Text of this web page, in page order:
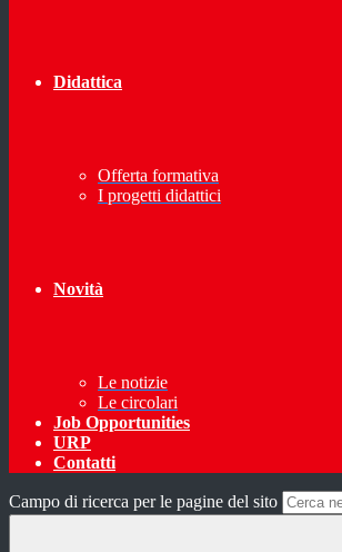
Didattica
Offerta formativa
I progetti didattici
Novità
Le notizie
Le circolari
Job Opportunities
URP
Contatti
Campo di ricerca per le pagine del sito